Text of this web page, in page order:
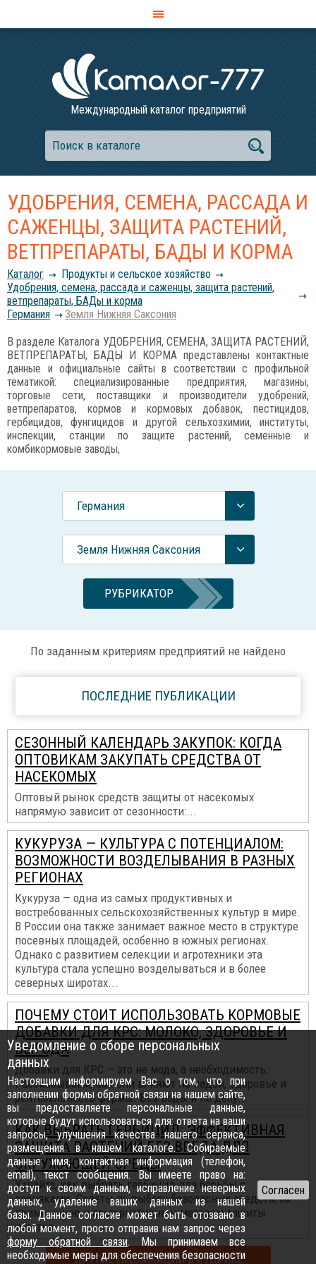
Международный каталог предприятий
УДОБРЕНИЯ, СЕМЕНА, РАССАДА И
САЖЕНЦЫ, ЗАЩИТА РАСТЕНИЙ,
ВЕТПРЕПАРАТЫ, БАДЫ И КОРМА
Каталог
Продукты и сельское хозяйство
Удобрения, семена, рассада и саженцы, защита растений,
ветпрепараты, БАДы и корма
Германия
Земля Нижняя Саксония
В разделе Каталога УДОБРЕНИЯ, СЕМЕНА, ЗАЩИТА РАСТЕНИЙ,
ВЕТПРЕПАРАТЫ, БАДЫ И КОРМА представлены контактные
данные и официальные сайты в соответствии с профильной
тематикой: специализированные предприятия, магазины,
торговые сети, поставщики и производители удобрений,
ветпрепаратов, кормов и кормовых добавок, пестицидов,
гербицидов, фунгицидов и другой сельхозхимии, институты,
инспекции, станции по защите растений, семенные и
комбикормовые заводы,
Германия
Земля Нижняя Саксония
РУБРИКАТОР
По заданным критериям предприятий не найдено
ПОСЛЕДНИЕ ПУБЛИКАЦИИ
СЕЗОННЫЙ КАЛЕНДАРЬ ЗАКУПОК: КОГДА
ОПТОВИКАМ ЗАКУПАТЬ СРЕДСТВА ОТ
НАСЕКОМЫХ
Оптовый рынок средств защиты от насекомых
напрямую зависит от сезонности:...
КУКУРУЗА — КУЛЬТУРА С ПОТЕНЦИАЛОМ:
ВОЗМОЖНОСТИ ВОЗДЕЛЫВАНИЯ В РАЗНЫХ
РЕГИОНАХ
Кукуруза — одна из самых продуктивных и
востребованных сельскохозяйственных культур в мире.
В России она также занимает важное место в структуре
посевных площадей, особенно в южных регионах.
Однако с развитием селекции и агротехники эта
культура стала успешно возделываться и в более
северных широтах...
ПОЧЕМУ СТОИТ ИСПОЛЬЗОВАТЬ КОРМОВЫЕ
ДОБАВКИ ДЛЯ КРС: МОЛОКО, ЗДОРОВЬЕ И
ВЫГОДА
Добавки для КРС — это не мода, а необходимость.
Рассказываем, как они влияют на надои, здоровье и
рентабельность фермы. Без воды и по делу...
КАК ВЫБРАТЬ ГЕРБИЦИД: ЭФФЕКТИВНАЯ
ЗАЩИТА РАСТЕНИЙ БЕЗ ВРЕДА ДЛЯ
ОКРУЖАЮЩЕЙ СРЕДЫ
Узнайте, как выбрать гербицид для борьбы с
сорняками. Советы по выбору безопасных средств, их
применению и альтернативным методам защиты
участка...
ДРУГИЕ ПУБЛИКАЦИИ В РУБРИКЕ
Уведомление о сборе персональных
данных
Настоящим информируем Вас о том, что при
заполнении формы обратной связи на нашем сайте,
вы предоставляете персональные данные,
которые будут использоваться для: ответа на ваши
запросы, улучшения качества нашего сервиса,
размещения в нашем каталоге. Собираемые
данные: имя, контактная информация (телефон,
email), текст сообщения. Вы имеете право на:
доступ к своим данным, исправление неверных
данных, удаление ваших данных из нашей
базы. Данное согласие может быть отозвано в
любой момент, просто отправив нам запрос через
форму обратной связи. Мы принимаем все
необходимые меры для обеспечения безопасности